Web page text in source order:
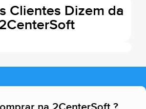
Clientes Dizem da